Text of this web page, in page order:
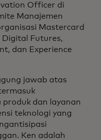
Officer di
Manajemen
Mastercard
Digital Futures,
dan Experience
jawab atas
produk dan layanan
teknologi yang
Ken adalah